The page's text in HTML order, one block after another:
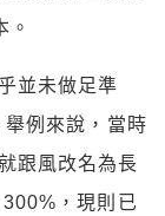
。
並未做足準
例來說，當時
跟風改名為長
，現則已